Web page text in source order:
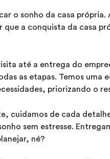
o sonho da casa
que a conquista da casa
até a entrega do
as etapas. Temos uma
priorizando o
cuidamos de cada
sem estresse.
né?